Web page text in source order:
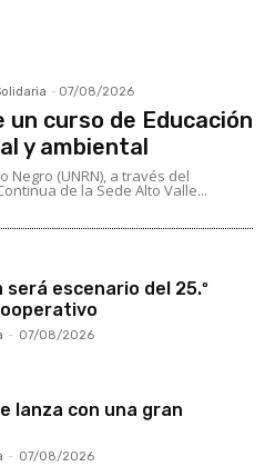
- 07/08/2026
un curso de Educación
y ambiental
Negro (UNRN), a través del
de la Sede Alto Valle...
escenario del 25.º
- 07/08/2026
lanza con una gran
- 07/08/2026